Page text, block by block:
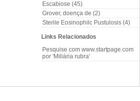
Escabiose (45)
Grover, doença de (2)
Sterile Eosinophilc Pustulosis (4)
Links Relacionados
Pesquise com www.startpage.com
por 'Miliária rubra'